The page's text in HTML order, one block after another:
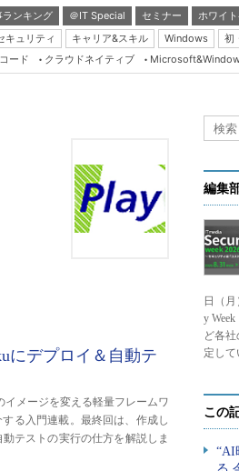
ランキング ＠IT Special セミナー
ホワイ
キュリティ キャリア&スキル Windows
初
Server & Storage
Database Expert
Master of IP Network
Security & Trust
Insider.NET
ード クラウドネイティブ
にデプロイ＆自動テ
イメージを変える軽量フレームワ
る入門連載。最終回は、作成し
テストの実行の仕方を解説しま
編集
日（
y
ど各
定し